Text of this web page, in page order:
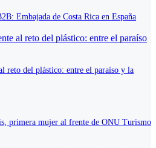
Embajada de Costa Rica en España
reto del plástico: entre el paraíso y la
primera mujer al frente de ONU Turismo